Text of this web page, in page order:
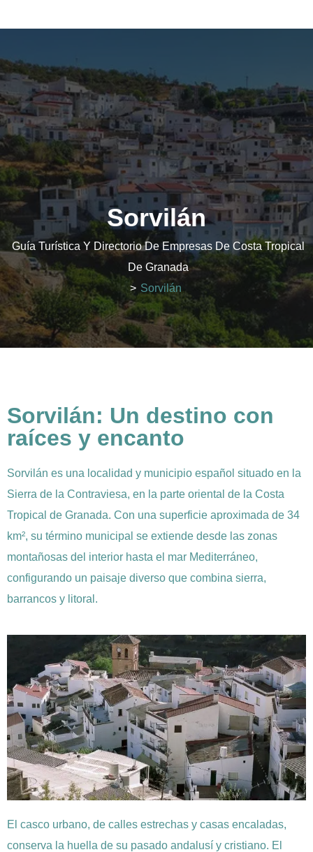
Sorvilán
Guía Turística Y Directorio De Empresas De Costa Tropical
De Granada
> Sorvilán
Sorvilán: Un destino con
raíces y encanto
Sorvilán es una localidad y municipio español situado en la
Sierra de la Contraviesa, en la parte oriental de la Costa
Tropical de Granada. Con una superficie aproximada de 34
km², su término municipal se extiende desde las zonas
montañosas del interior hasta el mar Mediterráneo,
configurando un paisaje diverso que combina sierra,
barrancos y litoral.
El casco urbano, de calles estrechas y casas encaladas,
conserva la huella de su pasado andalusí y cristiano. El